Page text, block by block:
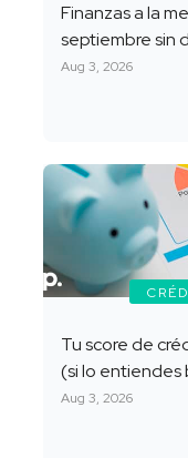
Finanzas a la
septiembre sin
Aug 3, 2026
Tu score de
(si lo entiendes
Aug 3, 2026